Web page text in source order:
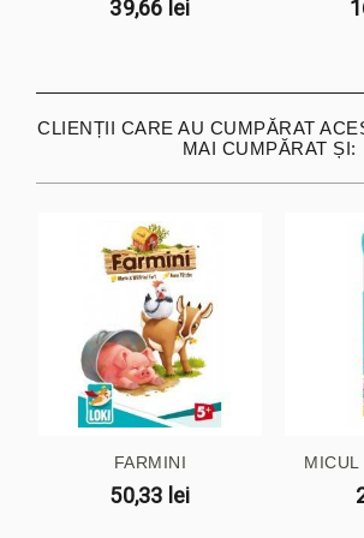
39,66 lei
CLIENȚII CARE AU CUMPĂRAT
MAI CUMPĂRAT ȘI:
FARMINI
50,33 lei
MICUL